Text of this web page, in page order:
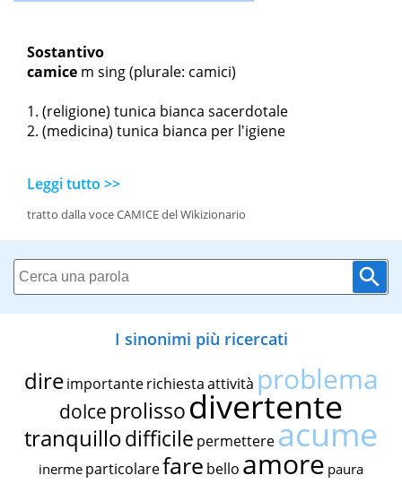
Sostantivo
camice m sing(plurale: camici)
(religione) tunica bianca sacerdotale
(medicina) tunica bianca per l'igiene
Leggi tutto >>
tratto dalla voce CAMICE del Wikizionario
I sinonimi più ricercati
dire importante richiestaattività problema
dolce prolissodivertente
tranquillodifficile permettereacume
inerme particolarefare bello amore paura